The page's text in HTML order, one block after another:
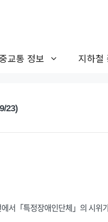
교통 정보 지하철
23)
서「특정장애인단체」의 시위